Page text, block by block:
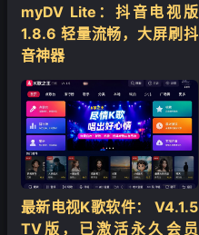
‌myDV Lite：抖音电视版
1.8.6 轻量流畅，大屏刷抖
音神器
最新电视K歌软件： V4.1.5
TV版，已激活永久会员